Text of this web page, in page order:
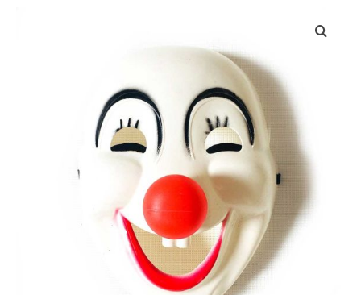
Como Registrarse
Finalizar compra